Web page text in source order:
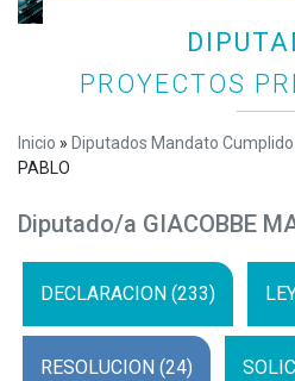
PROYECTOS
Inicio » Diputados Mandato Cumplido
PABLO
Diputado/a GIACOBBE
DECLARACION (233)
RESOLUCION (24)